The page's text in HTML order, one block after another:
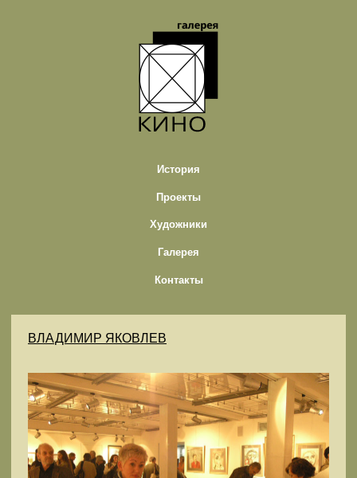
История
Проекты
Художники
Галерея
Контакты
ВЛАДИМИР ЯКОВЛЕВ